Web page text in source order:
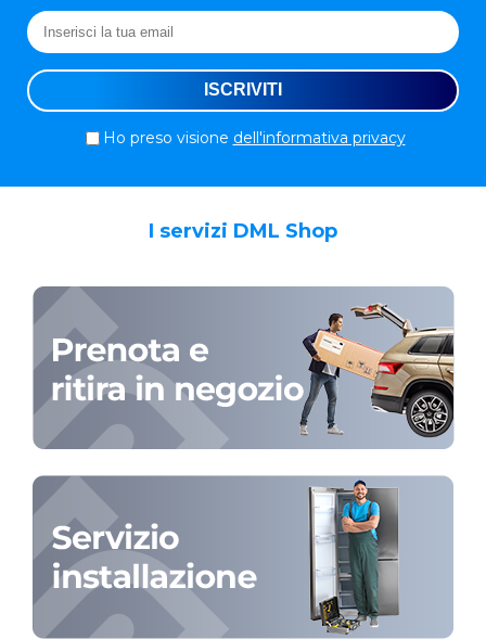
Ho preso visione dell'informativa privacy
I servizi DML Shop